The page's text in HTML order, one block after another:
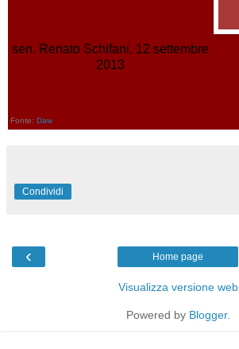
sen. Renato Schifani, 12 settembre
2013
Fonte: Daw
Condividi
‹ Home page
Visualizza versione web
Powered by Blogger.